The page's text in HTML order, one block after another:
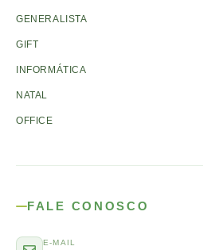
GENERALISTA
GIFT
INFORMÁTICA
NATAL
OFFICE
FALE CONOSCO
E-MAIL